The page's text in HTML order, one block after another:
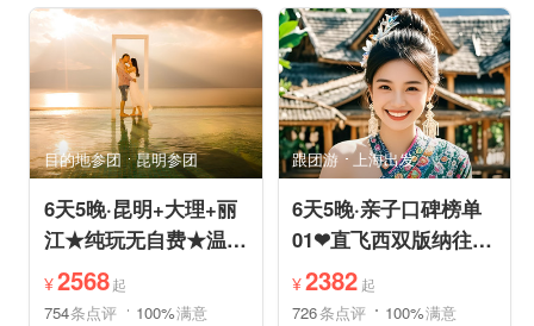
免费接送机
支持儿童入住
品质游
情侣游
祈福之旅
赏花之旅
森林公园
森林草原
特色民宿
亲子休闲
自由活动
目的地参团
昆明参团
6天5晚·昆明+大理+丽
江★纯玩无自费★温德
姆国际连锁酒店入住
¥2568起
754条点评 100%满意
赏花之旅
摄影之旅
雪山之旅
自然山水
行车时长短
跟团游 上海出发
6天5晚·亲子口碑榜单
01❤直飞西双版纳往返
机票❤拼小团轻奢0购
物纯玩
¥2382 起
726条点评 100%满意